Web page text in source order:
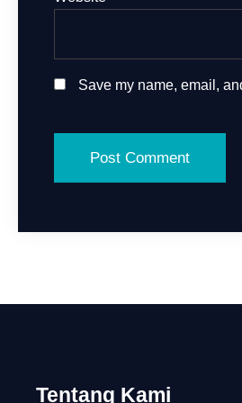
Save my name, email,
Tentang Kami